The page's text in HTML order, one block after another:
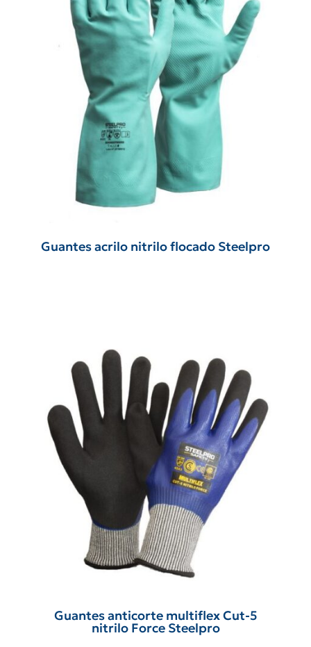
Guantes acrilo nitrilo flocado Steelpro
Guantes anticorte multiflex Cut-5
nitrilo Force Steelpro